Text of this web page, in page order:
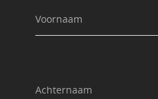
Voornaam
Achternaam